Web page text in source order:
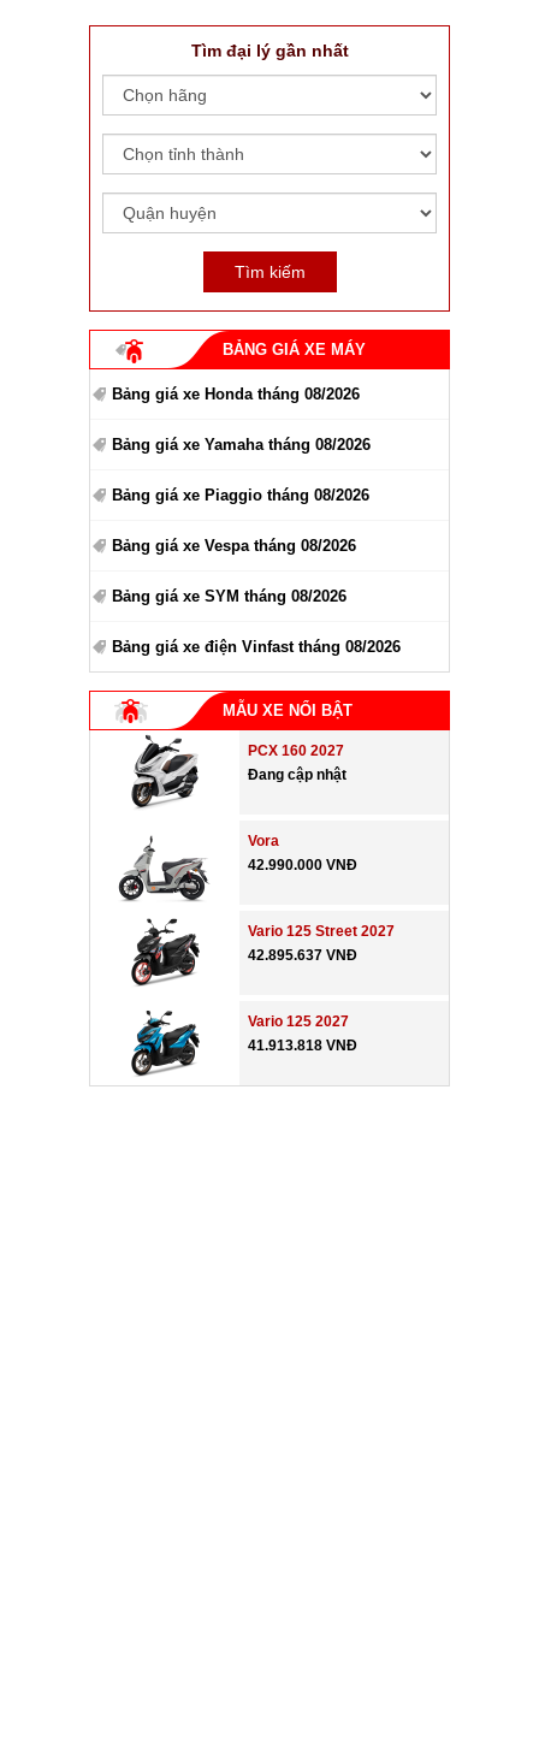
Tìm đại lý gần nhất
BẢNG GIÁ XE MÁY
Bảng giá xe Honda tháng 08/2026
Bảng giá xe Yamaha tháng 08/2026
Bảng giá xe Piaggio tháng 08/2026
Bảng giá xe Vespa tháng 08/2026
Bảng giá xe SYM tháng 08/2026
Bảng giá xe điện Vinfast tháng 08/2026
MẪU XE NỔI BẬT
PCX 160 2027
Đang cập nhật
Vora
42.990.000 VNĐ
Vario 125 Street 2027
42.895.637 VNĐ
Vario 125 2027
41.913.818 VNĐ